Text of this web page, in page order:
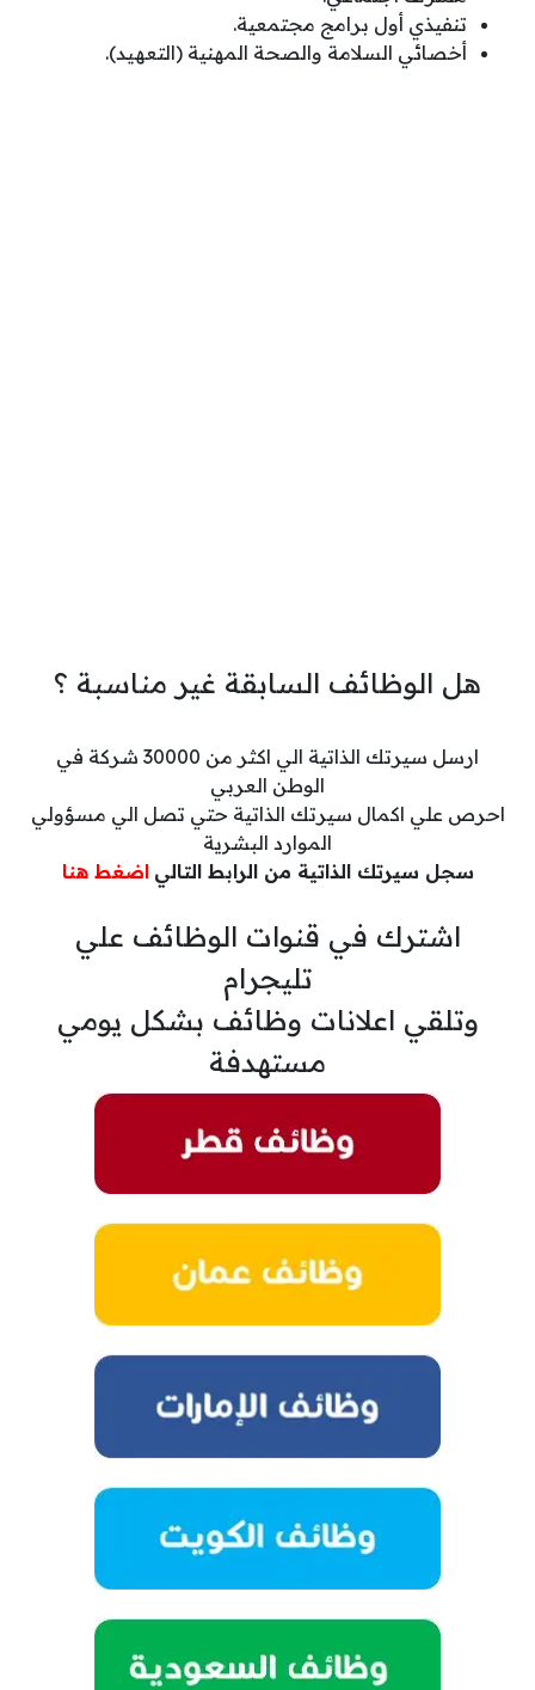
تنفيذي أول برامج مجتمعية.
أخصائي السلامة والصحة المهنية (التعهيد).
هل الوظائف السابقة غير مناسبة ؟
ارسل سيرتك الذاتية الي اكثر من 30000 شركة في
الوطن العربي
احرص علي اكمال سيرتك الذاتية حتي تصل الي مسؤولي
الموارد البشرية
سجل سيرتك الذاتية من الرابط التالي اضغط هنا
اشترك في قنوات الوظائف علي
تليجرام
وتلقي اعلانات وظائف بشكل يومي
مستهدفة